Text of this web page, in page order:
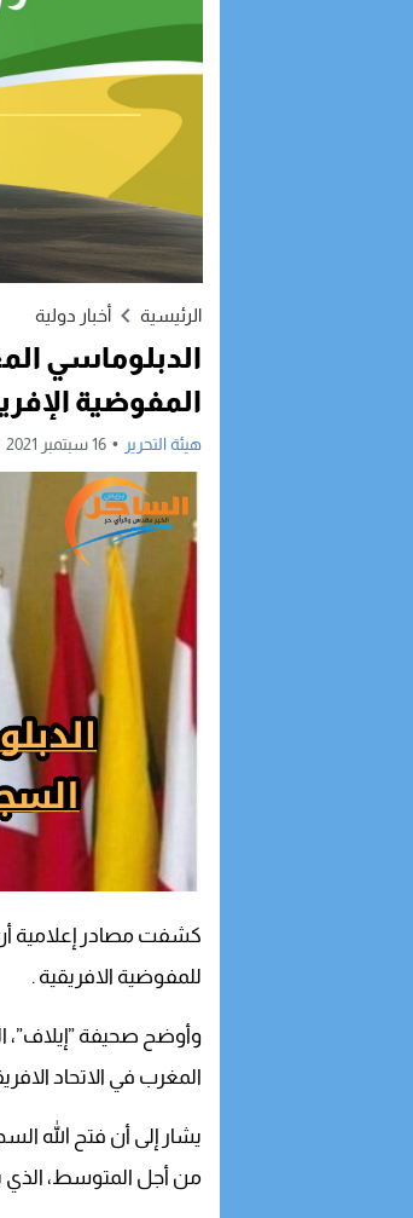
الرئيسية أخبار دولية
الدبلوماسي
المفوضية
هيئة التحرير 16 سبتمبر 2021
كشفت مصادر إعلامية أن
للمفوضية الافريقية .
وأوضح صحيفة ”إيلاف”،
المغرب في الاتحاد
يشار إلى أن فتح الله
من أجل المتوسط، الذي